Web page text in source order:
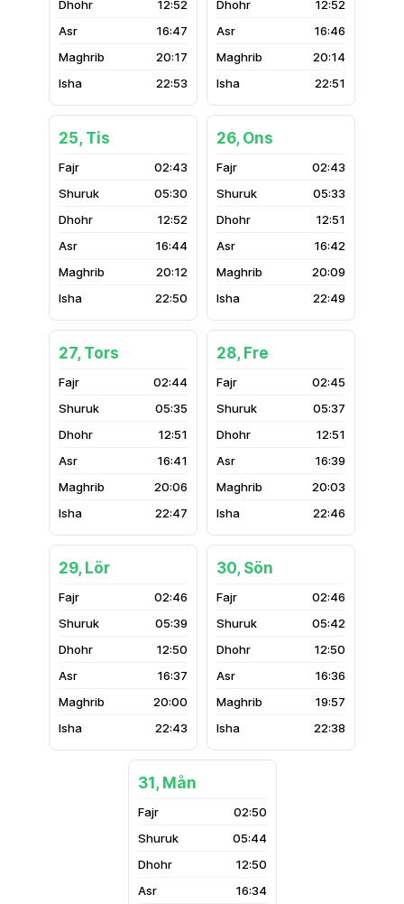
12:52
16:47
20:17
22:53
12:52
16:46
20:14
22:51
25, Tis
02:43
05:30
12:52
16:44
20:12
22:50
26, Ons
02:43
05:33
12:51
16:42
20:09
22:49
27, Tors
02:44
05:35
12:51
16:41
20:06
22:47
28, Fre
02:45
05:37
12:51
16:39
20:03
22:46
29, Lör
02:46
05:39
12:50
16:37
20:00
22:43
30, Sön
02:46
05:42
12:50
16:36
19:57
22:38
31, Mån
02:50
05:44
12:50
16:34